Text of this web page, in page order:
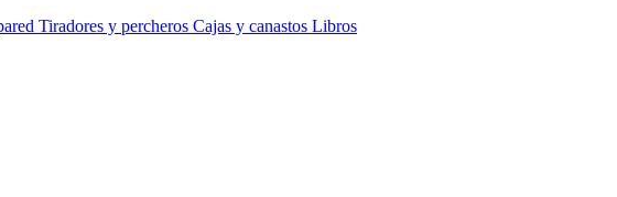
Tiradores y percheros Cajas y canastos Libros